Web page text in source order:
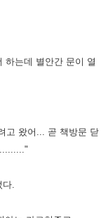
하는데 별안간 문이 열
고 왔어... 곧 책방문 닫
.